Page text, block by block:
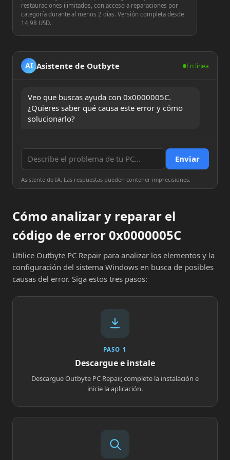
restauraciones ilimitados, con acceso a reparaciones por
categoría durante al menos 2 días. Versión completa desde
14,98 USD.
AI Asistente de Outbyte En línea
Veo que buscas ayuda con 0x0000005C.
¿Quieres saber qué causa este error y cómo
solucionarlo?
Enviar
Asistente de IA. Las respuestas pueden contener imprecisiones.
Cómo analizar y reparar el
código de error 0x0000005C
Utilice Outbyte PC Repair para analizar los elementos y la
configuración del sistema Windows en busca de posibles
causas del error. Siga estos tres pasos:
PASO 1
Descargue e instale
Descargue Outbyte PC Repair, complete la instalación e
inicie la aplicación.